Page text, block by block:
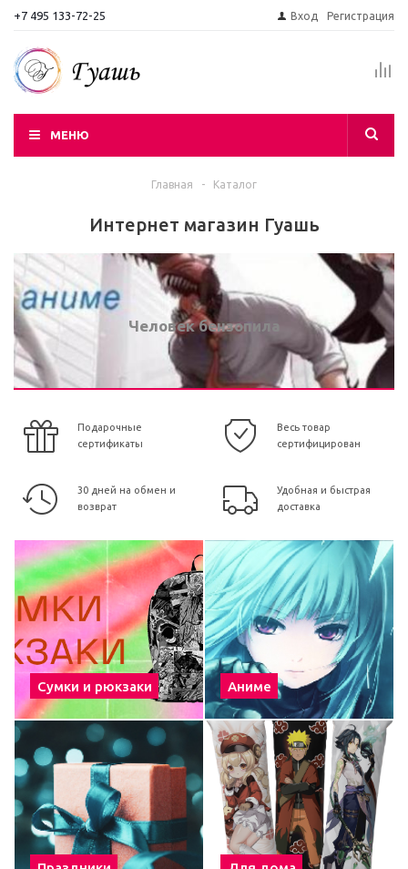
+7 495 133-72-25 Вход Регистрация
МЕНЮ
Главная - Каталог
Интернет магазин Гуашь
Человек бензопила
Подарочные
сертификаты
Весь товар
сертифицирован
30 дней на обмен и
возврат
Удобная и быстрая
доставка
Сумки и рюкзаки Аниме